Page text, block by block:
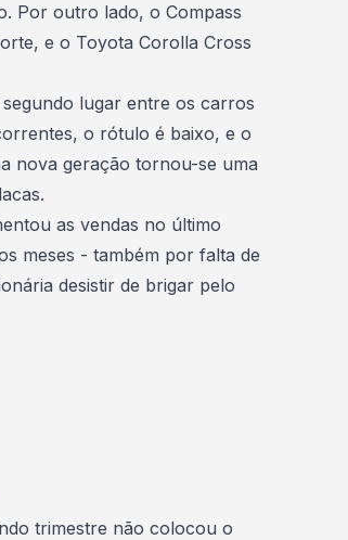
Por outro lado, o Compass
e o Toyota Corolla Cross
lugar entre os carros
o rótulo é baixo, e o
nova geração tornou-se uma
as vendas no último
meses - também por falta de
desistir de brigar pelo
trimestre não colocou o